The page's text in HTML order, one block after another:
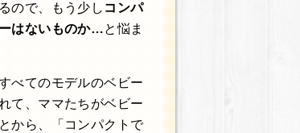
ので、もう少し コンパ
はないものか…と悩ま
べてのモデルのベビー
て、ママたちがベビー
から、「コンパクトで